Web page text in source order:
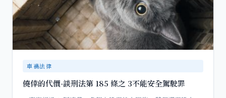
車禍法律
僥倖的代價-談刑法第 185 條之 3不能安全駕駛罪